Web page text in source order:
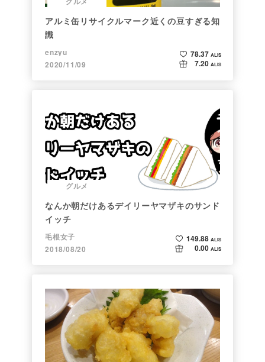
アルミ缶リサイクルマーク近くの豆すぎる知
識
enzyu
2020/11/09
78.37 ALIS
7.20 ALIS
グルメ
なんか朝だけあるデイリーヤマザキのサンド
イッチ
毛根女子
2018/08/20
149.88 ALIS
0.00 ALIS